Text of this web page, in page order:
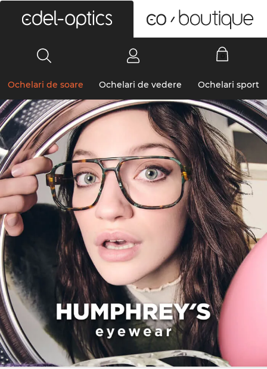
Ochelari de soare Ochelari de vedere Ochelari sport